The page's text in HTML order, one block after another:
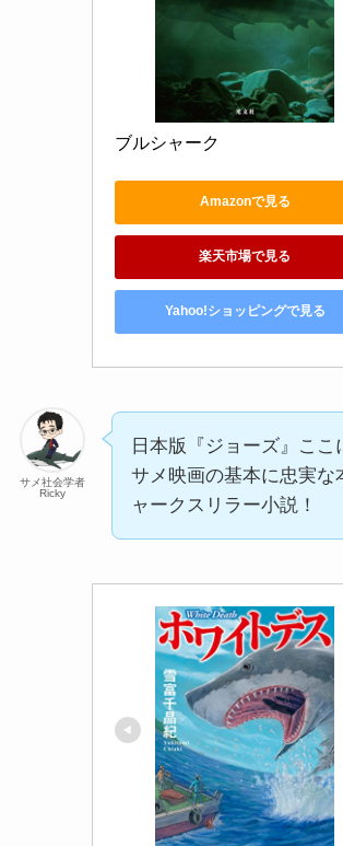
ブルシャーク
Amazonで見る
楽天市場で見る
Yahoo!ショッピングで見る
サメ社会学者
Ricky
日本版『ジョーズ』ここ
サメ映画の基本に忠実な
ャークスリラー小説！